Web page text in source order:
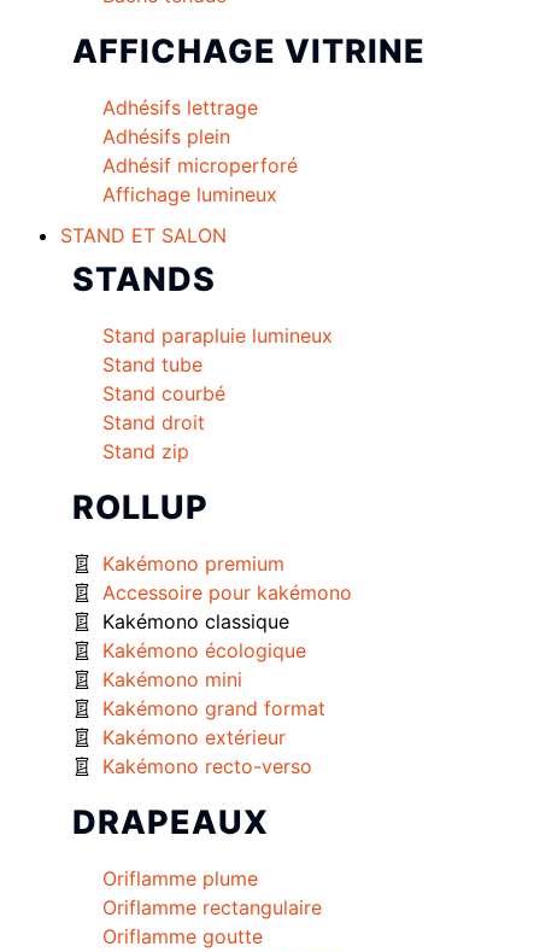
AFFICHAGE VITRINE
Adhésifs lettrage
Adhésifs plein
Adhésif microperforé
Affichage lumineux
STAND ET SALON
STANDS
Stand parapluie lumineux
Stand tube
Stand courbé
Stand droit
Stand zip
ROLLUP
Kakémono premium
Accessoire pour kakémono
Kakémono classique
Kakémono écologique
Kakémono mini
Kakémono grand format
Kakémono extérieur
Kakémono recto-verso
DRAPEAUX
Oriflamme plume
Oriflamme rectangulaire
Oriflamme goutte